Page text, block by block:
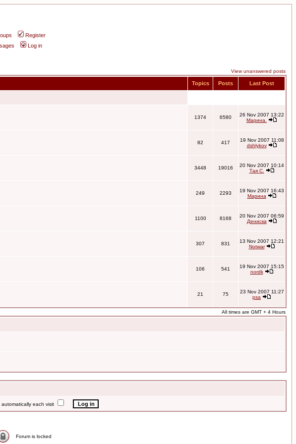
Register
Log in
View unanswered posts
Topics Posts Last Post
1374 6580
26 Nov 2007 13:22
Марина.
82 417
19 Nov 2007 11:08
dshlykov
3448 19016
20 Nov 2007 10:14
Тая С.
249 2293
19 Nov 2007 16:43
Марина
1100 8168
20 Nov 2007 06:59
Дениска
307 831
13 Nov 2007 12:21
Notwar
106 541
19 Nov 2007 15:15
nordk
21 75
23 Nov 2007 11:27
psa
All times are GMT + 4 Hours
each visit
Forum is locked